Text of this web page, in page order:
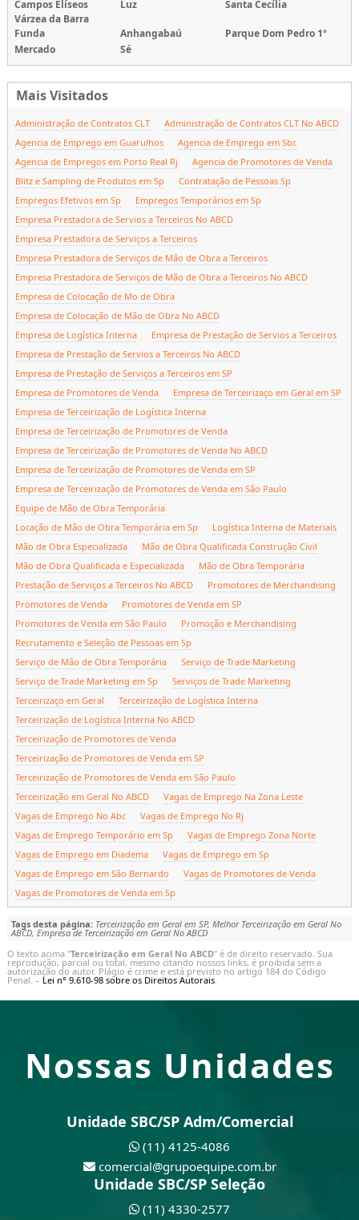
Campos Elíseos Luz
Santa Cecília
Várzea da Barra
Funda
Anhangabaú
Parque Dom Pedro 1º
Mercado
Sé
Mais Visitados
Administração de Contratos CLT
Administração de Contratos CLT No ABCD
Agencia de Emprego em Guarulhos
Agencia de Emprego em Sbc
Agencia de Empregos em Porto Real Rj
Agencia de Promotores de Venda
Blitz e Sampling de Produtos em Sp
Contratação de Pessoas Sp
Empregos Efetivos em Sp
Empregos Temporários em Sp
Empresa Prestadora de Servios a Terceiros No ABCD
Empresa Prestadora de Serviços a Terceiros
Empresa Prestadora de Serviços de Mão de Obra a Terceiros
Empresa Prestadora de Serviços de Mão de Obra a Terceiros No ABCD
Empresa de Colocação de Mo de Obra
Empresa de Colocação de Mão de Obra No ABCD
Empresa de Logística Interna
Empresa de Prestação de Servios a Terceiros
Empresa de Prestação de Servios a Terceiros No ABCD
Empresa de Prestação de Serviços a Terceiros em SP
Empresa de Promotores de Venda
Empresa de Terceirizaço em Geral em SP
Empresa de Terceirização de Logística Interna
Empresa de Terceirização de Promotores de Venda
Empresa de Terceirização de Promotores de Venda No ABCD
Empresa de Terceirização de Promotores de Venda em SP
Empresa de Terceirização de Promotores de Venda em São Paulo
Equipe de Mão de Obra Temporária
Locação de Mão de Obra Temporária em Sp
Logística Interna de Materiais
Mão de Obra Especializada
Mão de Obra Qualificada Construção Civil
Mão de Obra Qualificada e Especializada
Mão de Obra Temporária
Prestação de Serviços a Terceiros No ABCD
Promotores de Merchandising
Promotores de Venda
Promotores de Venda em SP
Promotores de Venda em São Paulo
Promoção e Merchandising
Recrutamento e Seleção de Pessoas em Sp
Serviço de Mão de Obra Temporária
Serviço de Trade Marketing
Serviço de Trade Marketing em Sp
Serviços de Trade Marketing
Terceirizaço em Geral
Terceirização de Logística Interna
Terceirização de Logística Interna No ABCD
Terceirização de Promotores de Venda
Terceirização de Promotores de Venda em SP
Terceirização de Promotores de Venda em São Paulo
Terceirização em Geral No ABCD
Vagas de Emprego Na Zona Leste
Vagas de Emprego No Abc
Vagas de Emprego No Rj
Vagas de Emprego Temporário em Sp
Vagas de Emprego Zona Norte
Vagas de Emprego em Diadema
Vagas de Emprego em Sp
Vagas de Emprego em São Bernardo
Vagas de Promotores de Venda
Vagas de Promotores de Venda em Sp
Tags desta página: Terceirização em Geral em SP, Melhor Terceirização em Geral No
ABCD, Empresa de Terceirização em Geral No ABCD
O texto acima "Terceirização em Geral No ABCD" é de direito reservado. Sua
reprodução, parcial ou total, mesmo citando nossos links, é proibida sem a
autorização do autor. Plágio é crime e está previsto no artigo 184 do Código
Penal. – Lei n° 9.610-98 sobre os Direitos Autorais.
Nossas Unidades
Unidade SBC/SP Adm/Comercial
(11) 4125-4086
comercial@grupoequipe.com.br
Unidade SBC/SP Seleção
(11) 4330-2577